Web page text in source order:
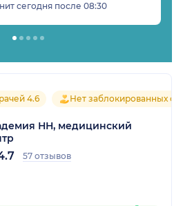
сегодня после 08:30
4.6 Нет заблокированных
НН, медицинский
57 отзывов